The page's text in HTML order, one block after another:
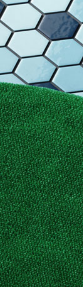
Rimane ben poco per
per produzioni on-
per un gruppo ristretto
industriale, il marchio di
vengono svolti
entry-level –
passi in questo
Sun Fly con macchinari
macchine industriali
Orma Macchine –
industriali – per
tratta di macchinari più
Ma i mercati che si
di personalizzazione
linea individuale per
Fino a poco tempo
in effetti – ma la
di mano d’opera.
qui. Ribadiamo:
è la sola tecnologia a
idee nuove o prodotti